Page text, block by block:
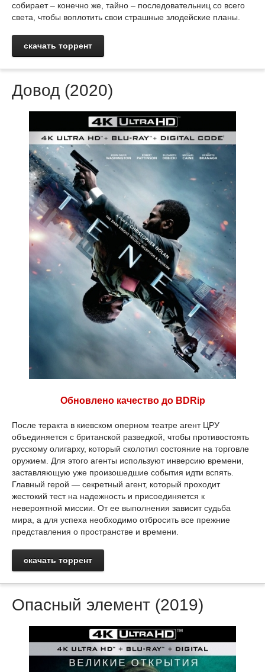
собирает – конечно же, тайно – последовательниц со всего
света, чтобы воплотить свои страшные злодейские планы.
скачать торрент
Довод (2020)
Обновлено качество до BDRip
После теракта в киевском оперном театре агент ЦРУ
объединяется с британской разведкой, чтобы противостоять
русскому олигарху, который сколотил состояние на торговле
оружием. Для этого агенты используют инверсию времени,
заставляющую уже произошедшие события идти вспять.
Главный герой — секретный агент, который проходит
жестокий тест на надежность и присоединяется к
невероятной миссии. От ее выполнения зависит судьба
мира, а для успеха необходимо отбросить все прежние
представления о пространстве и времени.
скачать торрент
Опасный элемент (2019)